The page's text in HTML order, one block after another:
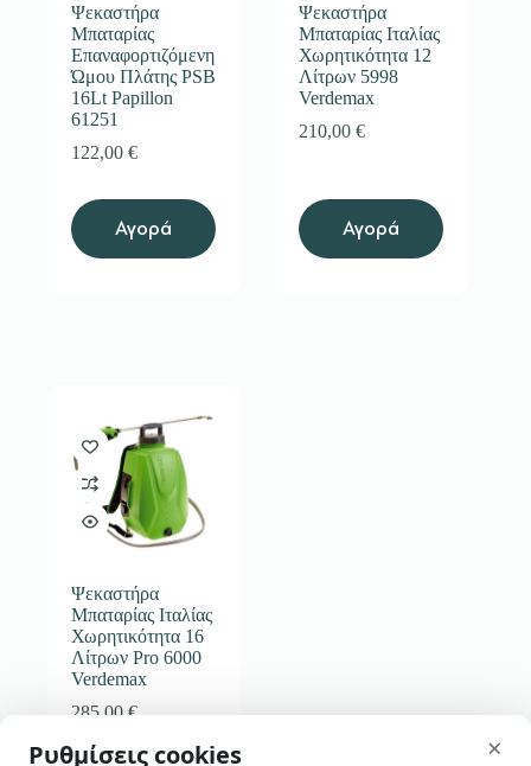
Ψεκαστήρα
Μπαταρίας
Επαναφορτιζόμενη
Ώμου Πλάτης PSB
16Lt Papillon
61251
122,00 €
Αγορά
Ψεκαστήρα
Μπαταρίας Ιταλίας
Χωρητικότητα 12
Λίτρων 5998
Verdemax
210,00€
Αγορά
Ψεκαστήρα
Μπαταρίας Ιταλίας
Χωρητικότητα 16
Λίτρων Pro 6000
Verdemax
285,00 €
Ρυθμίσεις cookies ×